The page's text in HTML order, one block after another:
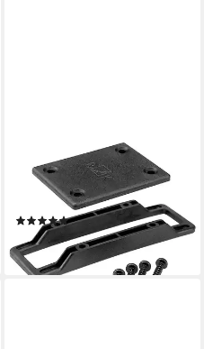
Fahrradtasche KLICKfix GTA
Kupplungs-Set schwarz für
Körbe/ Boxen und Taschen
(3)
ab 15,21 €
lieferbar - in 4-5 Werktagen bei dir